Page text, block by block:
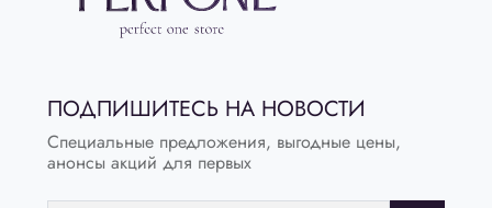
ПОДПИШИТЕСЬ НА НОВОСТИ
Специальные предложения, выгодные цены,
анонсы акций для первых